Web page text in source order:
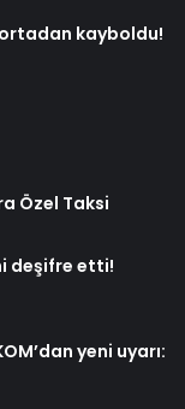
kayboldu!
Özel Taksi
deşifre etti!
yeni uyarı: